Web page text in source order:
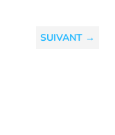
SUIVANT→